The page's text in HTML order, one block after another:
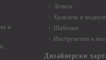
и
Лепила
Краклета и
Шаблони
Инструменти и
Дизайнерски